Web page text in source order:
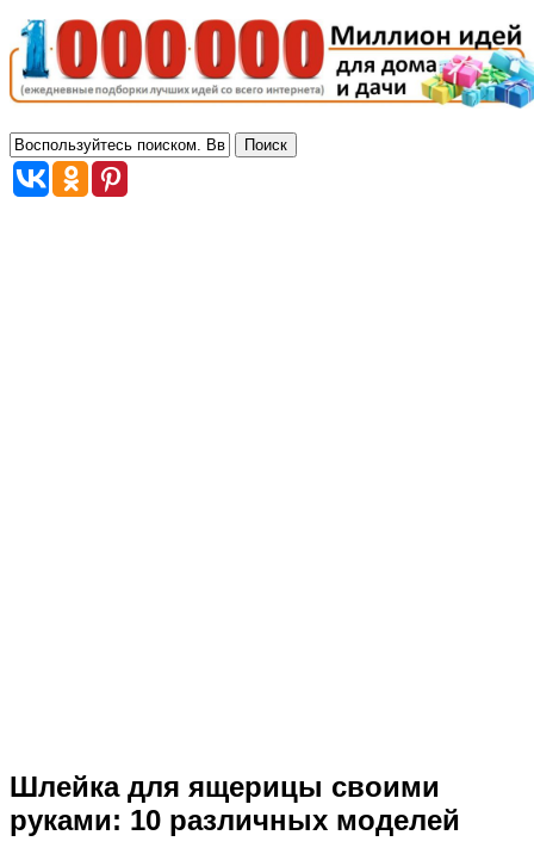
Шлейка для ящерицы своими
руками: 10 различных моделей